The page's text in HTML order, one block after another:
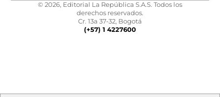
© 2026, Editorial La República S.A.S. Todos los
derechos reservados.
Cr. 13a 37-32, Bogotá
(+57) 1 4227600